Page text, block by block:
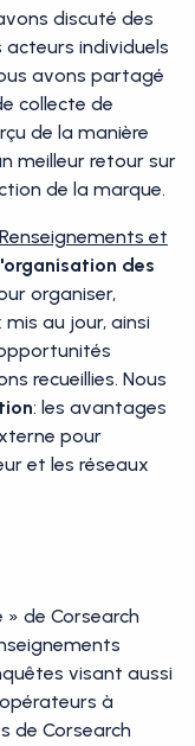
discuté des
individuels
avons partagé
collecte de
de la manière
meilleur retour sur
de la marque.
et
des
organiser,
au jour, ainsi
recueillies. Nous
: les avantages
pour
et les réseaux
de Corsearch
visant aussi
à
de Corsearch